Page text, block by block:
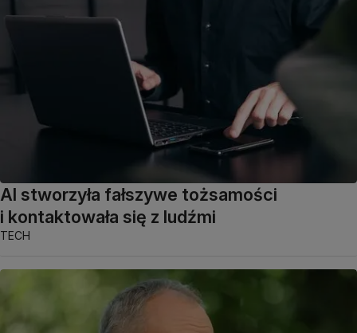
AI stworzyła fałszywe tożsamości
i kontaktowała się z ludźmi
TECH